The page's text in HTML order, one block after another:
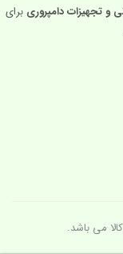
و تجهیزات دامپروری برای
می باشد.